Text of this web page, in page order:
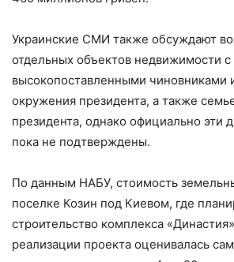
Украинские СМИ также обсуждают
отдельных объектов недвижимости с
высокопоставленными чиновниками
окружения президента, а также
президента, однако официально эти
пока не подтверждены.
По данным НАБУ, стоимость
поселке Козин под Киевом, где
строительство комплекса
реализации проекта оценивалась